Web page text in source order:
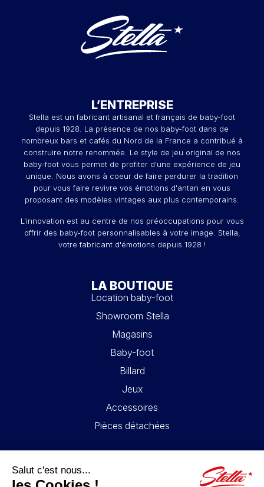
L’ENTREPRISE
Stella est un fabricant artisanal et français de baby-foot
depuis 1928. La présence de nos baby-foot dans de
nombreux bars et cafés du Nord de la France a contribué à
construire notre renommée. Le style de jeu original de nos
baby-foot vous permet de profiter d'une expérience de jeu
unique. Nous avons à coeur de faire perdurer la tradition
pour vous faire revivre vos émotions d'antan en vous
proposant des modèles vintages aux plus contemporains.
L'innovation est au centre de nos préoccupations pour vous
offrir des baby-foot personnalisables à votre image. Stella,
votre fabricant d'émotions depuis 1928 !
LA BOUTIQUE
Location baby-foot
Showroom Stella
Magasins
Baby-foot
Billard
Jeux
Accessoires
Pièces détachées